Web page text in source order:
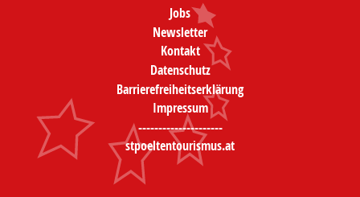
Jobs
Newsletter
Kontakt
Datenschutz
Barrierefreiheitserklärung
Impressum
---------------------
stpoeltentourismus.at